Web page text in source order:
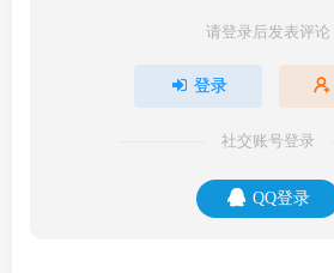
请登录后发表评论
登录
社交账号登录
QQ登录